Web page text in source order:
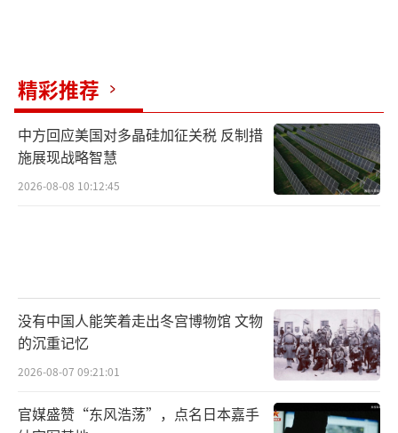
精彩推荐
中方回应美国对多晶硅加征关税 反制措
施展现战略智慧
2026-08-08 10:12:45
没有中国人能笑着走出冬宫博物馆 文物
的沉重记忆
2026-08-07 09:21:01
官媒盛赞“东风浩荡”，点名日本嘉手